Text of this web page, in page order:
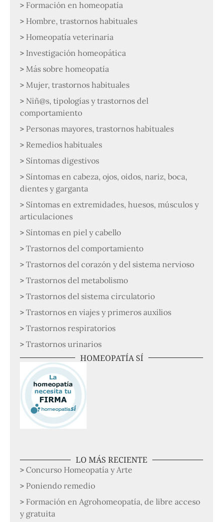
Formación en homeopatía
Hombre, trastornos habituales
Homeopatía veterinaria
Investigación homeopática
Más sobre homeopatía
Mujer, trastornos habituales
Niñ@s, tipologías y trastornos del
comportamiento
Personas mayores, trastornos habituales
Remedios habituales
Síntomas digestivos
Síntomas en cabeza, ojos, oidos, nariz, boca,
dientes y garganta
Síntomas en extremidades, huesos, músculos y
articulaciones
Síntomas en piel y cabello
Trastornos del comportamiento
Trastornos del corazón y del sistema nervioso
Trastornos del metabolismo
Trastornos del sistema circulatorio
Trastornos en viajes y primeros auxilios
Trastornos respiratorios
Trastornos urinarios
HOMEOPATÍA SÍ
LO MÁS RECIENTE
Concurso Homeopatía y Arte
Poniendo remedio
Formación en Agrohomeopatía, de libre acceso
y gratuita